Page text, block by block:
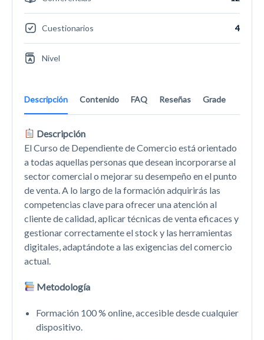
Descripción Contenido FAQ Reseñas Grade
Descripción
El Curso de Dependiente de Comercio está orientado
a todas aquellas personas que desean incorporarse al
sector comercial o mejorar su desempeño en el punto
de venta. A lo largo de la formación adquirirás las
competencias clave para ofrecer una atención al
cliente de calidad, aplicar técnicas de venta eficaces y
gestionar correctamente el stock y las herramientas
digitales, adaptándote a las exigencias del comercio
actual.
Metodología
Formación 100 % online, accesible desde cualquier
dispositivo.
Cuestionarios 4
Nivel